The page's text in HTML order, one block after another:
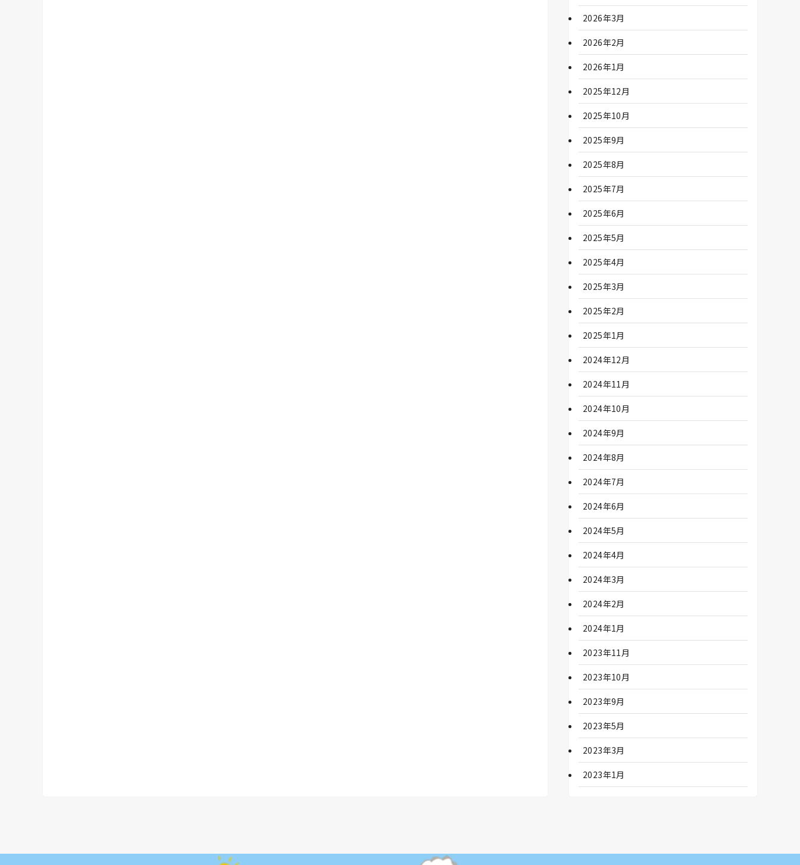
2026年3月
2026年2月
2026年1月
2025年12月
2025年10月
2025年9月
2025年8月
2025年7月
2025年6月
2025年5月
2025年4月
2025年3月
2025年2月
2025年1月
2024年12月
2024年11月
2024年10月
2024年9月
2024年8月
2024年7月
2024年6月
2024年5月
2024年4月
2024年3月
2024年2月
2024年1月
2023年11月
2023年10月
2023年9月
2023年5月
2023年3月
2023年1月